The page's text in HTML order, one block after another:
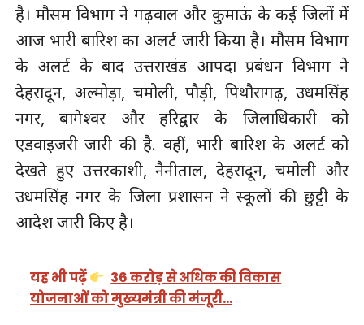
है। मौसम विभाग ने गढ़वाल और कुमाऊं के कई जिलों में
आज भारी बारिश का अलर्ट जारी किया है। मौसम विभाग
के अलर्ट के बाद उत्तराखंड आपदा प्रबंधन विभाग ने
देहरादून, अल्मोड़ा, चमोली, पौड़ी, पिथौरागढ़, उधमसिंह
नगर, बागेश्वर और हरिद्वार के जिलाधिकारी को
एडवाइजरी जारी की है. वहीं, भारी बारिश के अलर्ट को
देखते हुए उत्तरकाशी, नैनीताल, देहरादून, चमोली और
उधमसिंह नगर के जिला प्रशासन ने स्कूलों की छुट्टी के
आदेश जारी किए है।
यह भी पढ़ें
36 करोड़ से अधिक की विकास
योजनाओं को मुख्यमंत्री की मंजूरी…